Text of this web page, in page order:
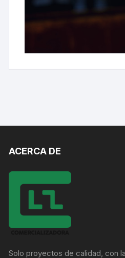
ACERCA DE
Solo proyectos de calidad, con